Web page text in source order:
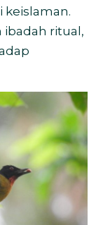
keislaman.
ritual,